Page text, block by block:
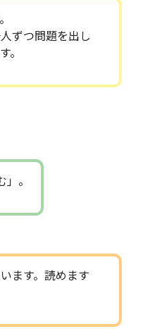
ずつ問題を出し
。
。
ます。読めます